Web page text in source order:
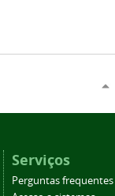
Serviços
Perguntas frequentes